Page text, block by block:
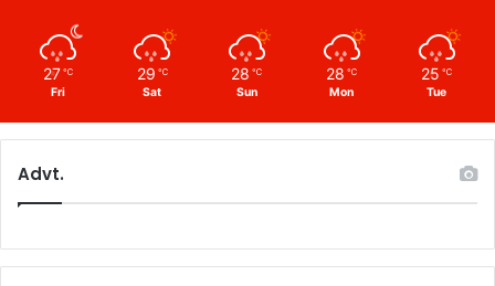
27 ℃
Fri
29 ℃
Sat
28 ℃
Sun
28 ℃
Mon
25 ℃
Tue
Advt.